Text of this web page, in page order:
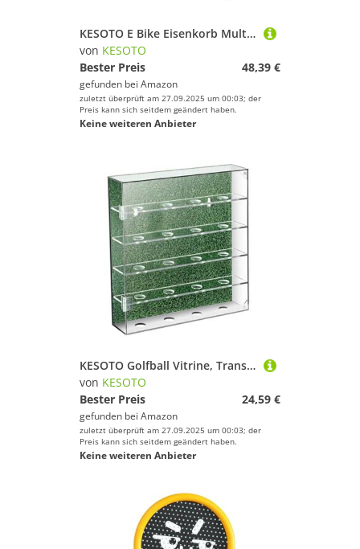
KESOTO E Bike Eisenkorb Multifunktional Stabil für Super73 RX Schnelle Installation
von KESOTO
Bester Preis
48,39 €
gefunden bei Amazon
zuletzt überprüft am 27.09.2025 um 00:03; der
Preis kann sich seitdem geändert haben.
Keine weiteren Anbieter
KESOTO Golfball Vitrine, Transparent, Zur Wandmontage, Halter für Büro, Schreibtisch, Wohnzimmer
von KESOTO
Bester Preis
24,59 €
gefunden bei Amazon
zuletzt überprüft am 27.09.2025 um 00:03; der
Preis kann sich seitdem geändert haben.
Keine weiteren Anbieter